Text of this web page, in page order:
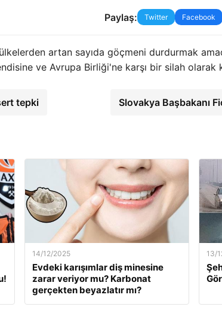
Paylaş: Twitter Facebook
artan sayıda göçmeni durdurmak
ve Avrupa Birliği'ne karşı bir silah olarak
tepki Slovakya Başbakanı
14/12/2025
Evdeki karışımlar diş minesine
zarar veriyor mu? Karbonat
gerçekten beyazlatır mı?
13/